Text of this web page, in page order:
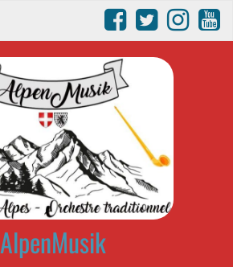
AlpenMusik